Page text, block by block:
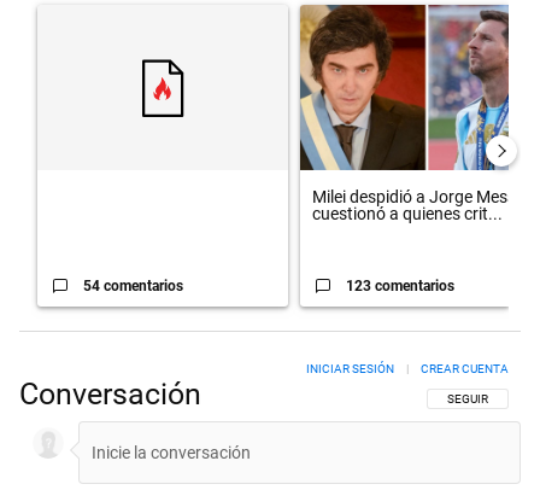
Un artículo de tendencia con el título "" con 54 comentarios.
54 comentarios
Un artículo de tendencia con el
Milei despidió a Jorge Messi y
cuestionó a quienes crit...
123 comentarios
Conversación SIGA ESTA
SEGUIR
INICIAR SESIÓN | CREAR CUENTA